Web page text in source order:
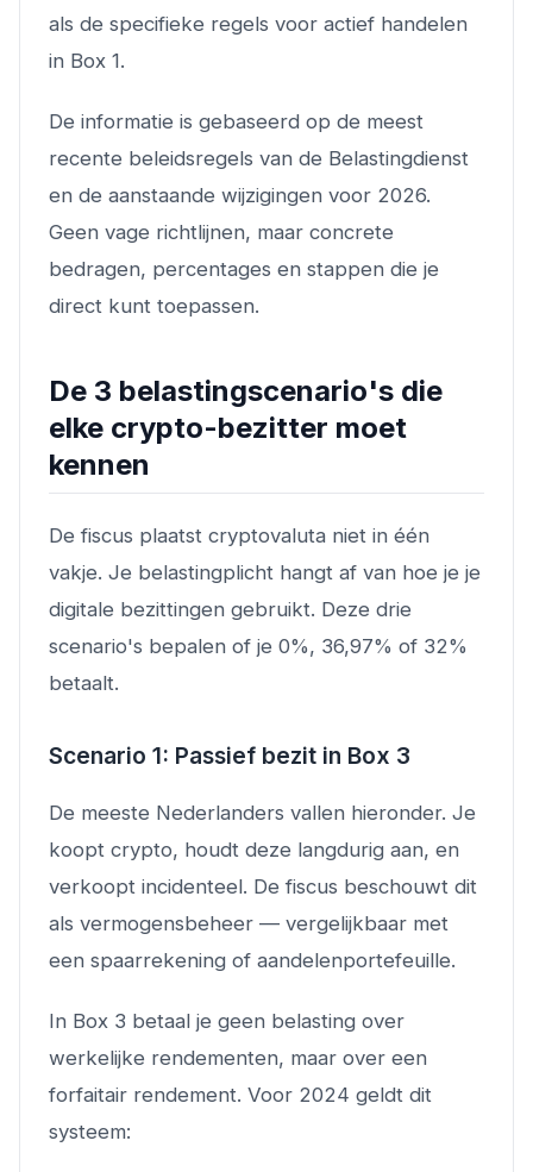
als de specifieke regels voor actief handelen
in Box 1.
De informatie is gebaseerd op de meest
recente beleidsregels van de Belastingdienst
en de aanstaande wijzigingen voor 2026.
Geen vage richtlijnen, maar concrete
bedragen, percentages en stappen die je
direct kunt toepassen.
De 3 belastingscenario's die
elke crypto-bezitter moet
kennen
De fiscus plaatst cryptovaluta niet in één
vakje. Je belastingplicht hangt af van hoe je je
digitale bezittingen gebruikt. Deze drie
scenario's bepalen of je 0%, 36,97% of 32%
betaalt.
Scenario 1: Passief bezit in Box 3
De meeste Nederlanders vallen hieronder. Je
koopt crypto, houdt deze langdurig aan, en
verkoopt incidenteel. De fiscus beschouwt dit
als vermogensbeheer — vergelijkbaar met
een spaarrekening of aandelenportefeuille.
In Box 3 betaal je geen belasting over
werkelijke rendementen, maar over een
forfaitair rendement. Voor 2024 geldt dit
systeem: